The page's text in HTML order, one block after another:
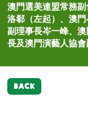
澳⾨選美連盟常務
洛郗（左起）、澳
副理事⻑岑⼀峰、
⻑及澳⾨演藝⼈協
樂施會同事扮演非
農民面對的困境
參加者模擬體驗非
卻深受氣候變化影
活動後，參加者積
活情況
參加者分成富人及
咭，在計算「資產
「污糟水」的深色飲
「富人」則能享受
完成貧富宴後，樂
所面對的困境，以
樂施會感謝超過750
「樂施米義賣大行
BACK